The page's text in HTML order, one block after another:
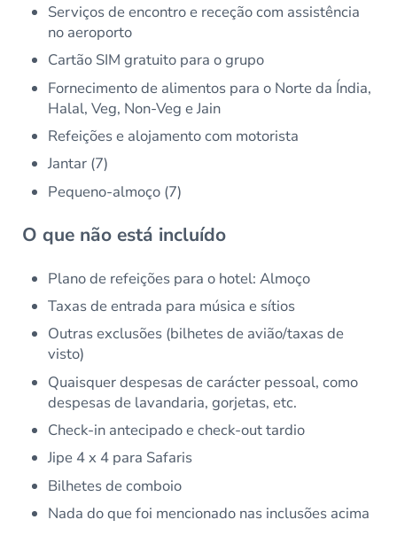
Serviços de encontro e receção com assistência
no aeroporto
Cartão SIM gratuito para o grupo
Fornecimento de alimentos para o Norte da Índia,
Halal, Veg, Non-Veg e Jain
Refeições e alojamento com motorista
Jantar (7)
Pequeno-almoço (7)
O que não está incluído
Plano de refeições para o hotel: Almoço
Taxas de entrada para música e sítios
Outras exclusões (bilhetes de avião/taxas de
visto)
Quaisquer despesas de carácter pessoal, como
despesas de lavandaria, gorjetas, etc.
Check-in antecipado e check-out tardio
Jipe 4 x 4 para Safaris
Bilhetes de comboio
Nada do que foi mencionado nas inclusões acima